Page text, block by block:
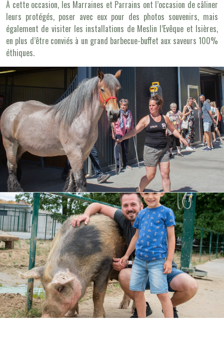
À cette occasion, les Marraines et Parrains ont l’occasion de câliner
leurs protégés, poser avec eux pour des photos souvenirs, mais
également de visiter les installations de Meslin l’Evêque et Isières,
en plus d’être conviés à un grand barbecue-buffet aux saveurs 100%
éthiques.